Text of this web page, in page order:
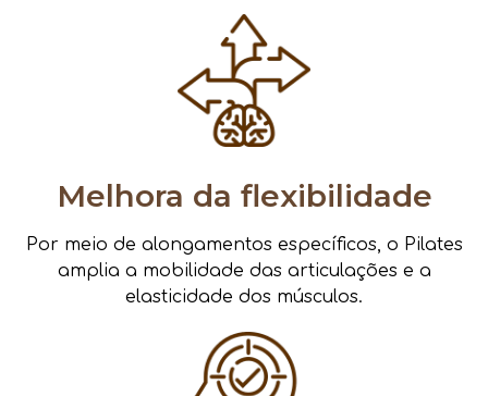
Melhora da flexibilidade
Por meio de alongamentos específicos, o Pilates
amplia a mobilidade das articulações e a
elasticidade dos músculos.